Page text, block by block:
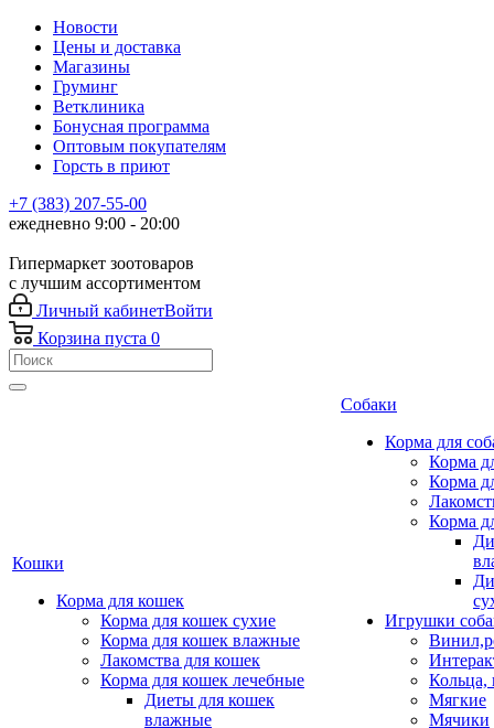
Новости
Цены и доставка
Магазины
Груминг
Ветклиника
Бонусная программа
Оптовым покупателям
Горсть в приют
+7 (383) 207-55-00
ежедневно 9:00 - 20:00
Гипермаркет зоотоваров
с лучшим ассортиментом
Личный кабинетВойти
Корзина пуста 0
Кошки
Корма для кошек
Корма для кошек сухие
Корма для кошек влажные
Лакомства для кошек
Корма для кошек лечебные
Диеты для кошек
влажные
Собаки
Корма для
Корма
Корма
Корма
Игрушки
Кольца,
Мягкие
Мячики